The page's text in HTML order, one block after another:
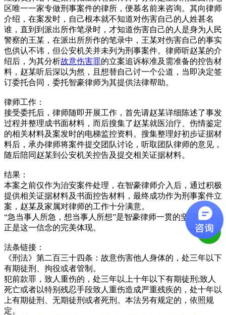
区唯一一家专做刑事案件的律所，便慕名前来咨询。其向律师
介绍，在案发时，自己根本就不知道对伤害自己的人姓甚名
谁，直到到派出所作笔录时，才知道伤害自己的人是身为人民
警察的王某，在派出所所作的笔录中，王某对伤害自己的事实
也供认不讳，但公安机关并未列为刑事案件。律师听赵某的介
绍后，为其分析故意伤害罪的立案追诉标准及需准备的控告材
料，赵某听后深以为然，且想替自己讨一个公道，当即决定签
订委托合同，委托智豪律师为其提供法律帮助。
律师工作：
接受委托后，律师随即开展工作，首先请赵某详细陈述了事发
过程并整理成书面材料，而后搜集了赵某就医治疗、伤情鉴定
的相关材料及案发时的电梯监控资料。搜集整理好初步证据材
料后，承办律师将案件提交团队讨论，听取团队律师的意见，
随后陪同赵某到公安机关控告及提交相关证据材料。
结果：
本案之前仅作为治安案件处理，在智豪律师介入后，通过积极
提供相关证据材料及书面控告材料，最终成功作为刑事案件立
案，赵某及家属对律师的工作十分满意。
“急当事人所急，想当事人所想”是智豪律师一贯的坚持，本案
正是这一信念的完美体现。
法条链接：
《刑法》第二百三十四条：故意伤害他人身体的，处三年以下
有期徒刑、拘役或者管制。
犯前款罪，致人重伤的，处三年以上十年以下有期徒刑;致人
死亡或者以特别残忍手段致人重伤造成严重残疾的，处十年以
上有期徒刑、无期徒刑或者死刑。本法另有规定的，依照规
定。